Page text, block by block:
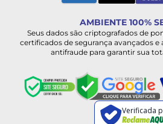
AMBIENTE 100%
Seus dados são criptografados de
certificados de segurança avançados
antifraude para garantir sua
Verificada